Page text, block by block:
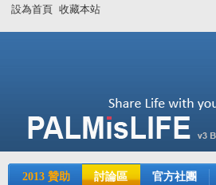
設為首頁 收藏本站
2013 贊助 討論區 官方社團